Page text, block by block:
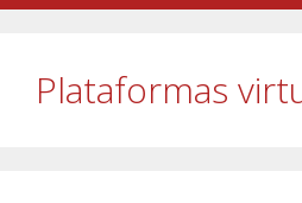
Plataformas